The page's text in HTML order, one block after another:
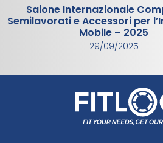
Salone Internazionale
Semilavorati e Accessori per
Mobile – 2025
29/09/2025